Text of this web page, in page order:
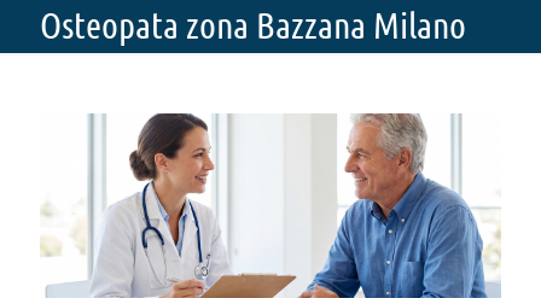
Osteopata zona Bazzana Milano